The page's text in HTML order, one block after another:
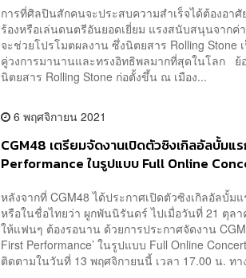
การที่ศิลปินสักคนจะประสบความสำเร็จได้ต้องอาศั
ร้องหรือเล่นดนตรีอันยอดเยี่ยม แรงสนับสนุนจาก
จะช่วยโปรโมตผลงาน ซึ่งนิตยสาร Rolling
คู่วงการมานานและทรงอิทธิพลมากที่สุดในโลก ย้
นิตยสาร Rolling Stone ก่อตั้งขึ้น ณ เมือง...
6 พฤศจิกายน 2021
CGM48 เตรียมจัดงานเปิดตัวซิงเกิลอัลบั้ม
Performance ในรูปแบบ Full Online
หลังจากที่ CGM48 ได้ประกาศเปิดตัวซิงเกิลอัลบั้ม
หรือในชื่อไทยว่า ผูกพันนิรันดร์ ไปเมื่อวันที่ 21 ตุล
ให้แฟนๆ ต้องรอนาน ด้วยการประกาศจัดงาน
First Performance’ ในรูปแบบ Full Online
ติดตามในวันที่ 13 พฤศจิกายนนี้ เวลา 17.00 น. ทา